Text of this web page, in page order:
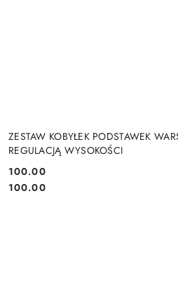
ZESTAW KOBYŁEK PODSTAWEK
REGULACJĄ WYSOKOŚCI
Cena:
100.00
Cena:
100.00